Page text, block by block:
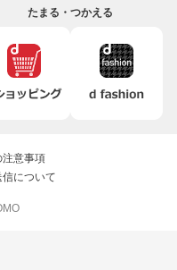
たまる・つかえる
注意事項
について